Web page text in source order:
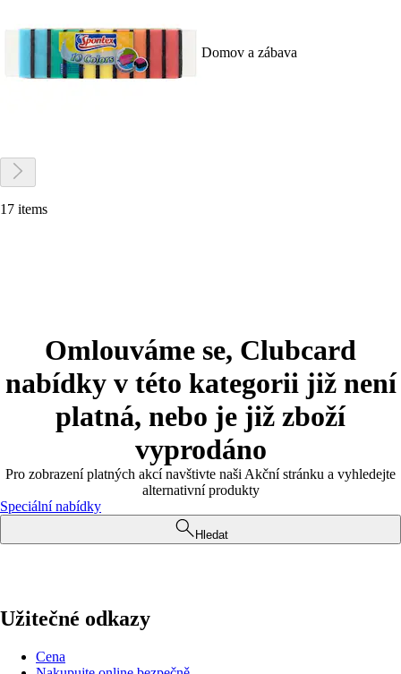
Domov a zábava
17 items
Omlouváme se, Clubcard
nabídky v této kategorii již není
platná, nebo je již zboží
vyprodáno
Pro zobrazení platných akcí navštivte naši Akční stránku a vyhledejte
alternativní produkty
Speciální nabídky
Hledat
Užitečné odkazy
Cena